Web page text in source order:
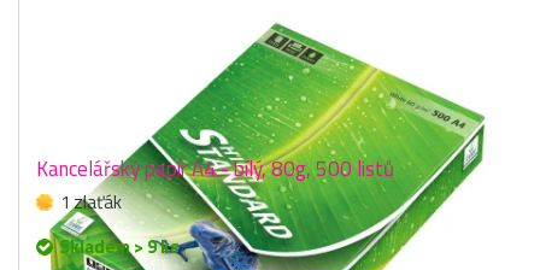
Kancelářský papír A4 - bílý, 80g, 500 listů
1 zlaťák
Skladem > 9 ks